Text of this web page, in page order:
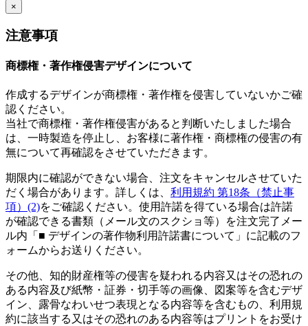
×
注意事項
商標権・著作権侵害デザインについて
作成するデザインが商標権・著作権を侵害していないかご確
認ください。
当社で商標権・著作権侵害があると判断いたしました場合
は、一時製造を停止し、お客様に著作権・商標権の侵害の有
無について再確認をさせていただきます。
期限内に確認ができない場合、注文をキャンセルさせていた
だく場合があります。詳しくは、 利用規約 第18条（禁止事
項）(2)をご確認ください。使用許諾を得ている場合は許諾
が確認できる書類（メール文のスクショ等）を注文完了メー
ル内「■ デザインの著作物利用許諾書について」に記載のフ
ォームからお送りください。
その他、知的財産権等の侵害を疑われる内容又はその恐れの
ある内容及び紙幣・証券・切手等の画像、図案等を含むデザ
イン、露骨なわいせつ表現となる内容等を含むもの、利用規
約に該当する又はその恐れのある内容等はプリントをお受け